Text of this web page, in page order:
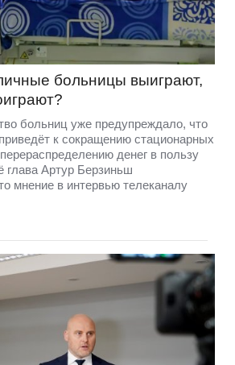
больницы выиграют,
больниц уже предупреждало, что
к сокращению стационарных
денег в пользу
глава Артур Берзиньш
мнение в интервью телеканалу